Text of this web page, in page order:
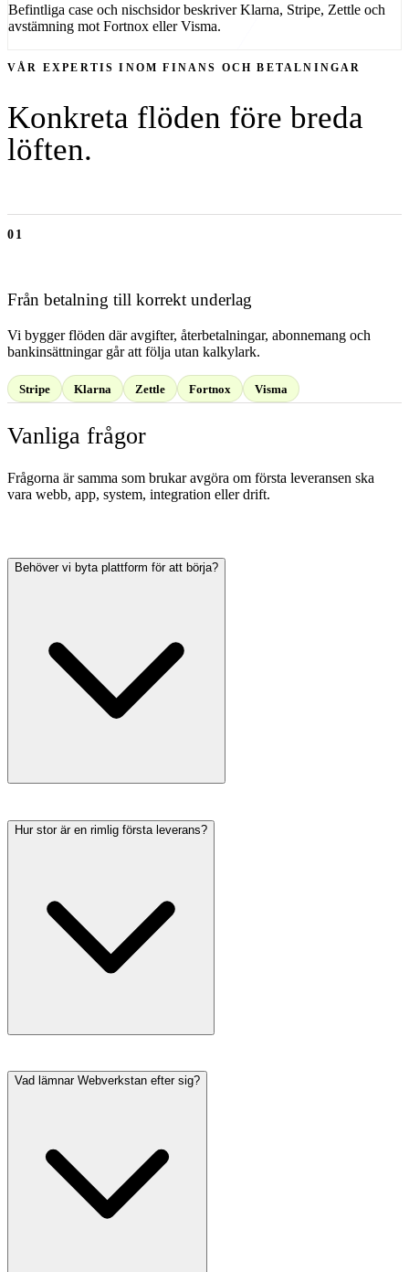
Befintliga case och nischsidor beskriver Klarna, Stripe, Zettle och
avstämning mot Fortnox eller Visma.
VÅR EXPERTIS INOMFINANS OCH BETALNINGAR
Konkreta flöden före breda
löften.
01
Från betalning till korrekt underlag
Vi bygger flöden där avgifter, återbetalningar, abonnemang och
bankinsättningar går att följa utan kalkylark.
Stripe Klarna Zettle Fortnox Visma
Vanliga frågor
Frågorna är samma som brukar avgöra om första leveransen ska
vara webb, app, system, integration eller drift.
Behöver vi byta plattform för att börja?
Hur stor är en rimlig första leverans?
Vad lämnar Webverkstan efter sig?